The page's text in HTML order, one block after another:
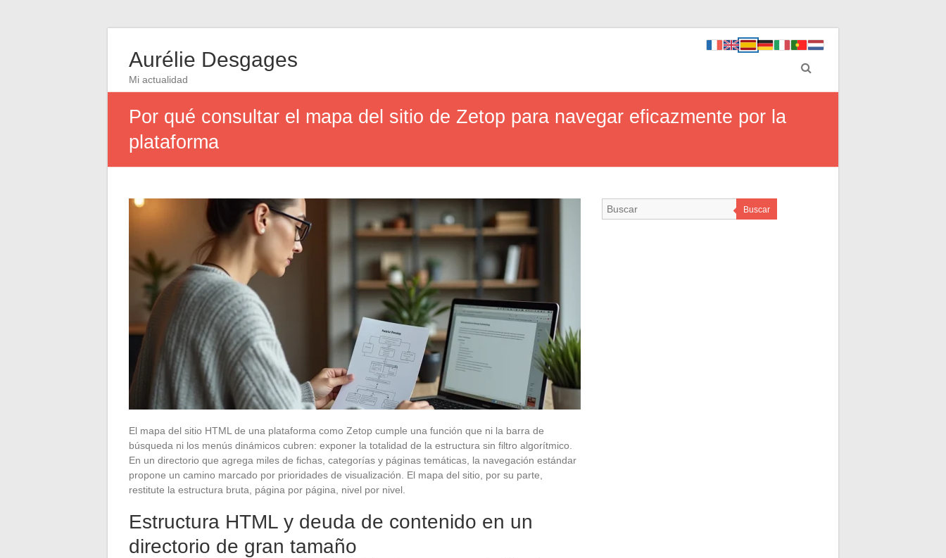
Aurélie Desgages
Mi actualidad
Por qué consultar el mapa del sitio de Zetop para navegar eficazmente por la
plataforma
El mapa del sitio HTML de una plataforma como Zetop cumple una función que ni la barra de
búsqueda ni los menús dinámicos cubren: exponer la totalidad de la estructura sin filtro algorítmico.
En un directorio que agrega miles de fichas, categorías y páginas temáticas, la navegación estándar
propone un camino marcado por prioridades de visualización. El mapa del sitio, por su parte,
restitute la estructura bruta, página por página, nivel por nivel.
Estructura HTML y deuda de contenido en un
directorio de gran tamaño
Buscar